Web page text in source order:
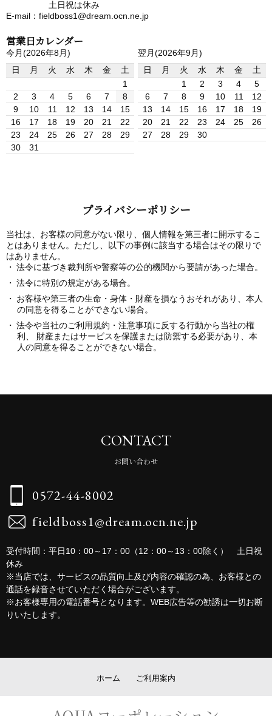
土日祝は休み
E-mail：fieldboss1@dream.ocn.ne.jp
営業日カレンダー
今月(2026年8月)
日
月 火 水 木 金
土
1
2
3 4 5 6 7
8
9
10 11 12 13 14
15
16
17 18 19 20 21
22
23
24 25 26 27 28
29
30
31
翌月(2026年9月)
日
月 火 水 木 金
土
1
2 3 4
5
6
7 8 9 10 11
12
13
14 15 16 17 18
19
20
21 22 23 24 25
26
27
28 29 30
プライバシーポリシー
当社は、お客様の同意がない限り、個人情報を第三者に開示するこ
とはありません。ただし、以下の事例に該当する場合はその限りで
はありません。
法令に基づき裁判所や警察等の公的機関から要請があった場合。
法令に特別の規定がある場合。
お客様や第三者の生命・身体・財産を損なうおそれがあり、本人
の同意を得ることができない場合。
法令や当社のご利用規約・注意事項に反する行動から当社の権
利、 財産またはサービスを保護または防禦する必要があり、本
人の同意を得ることができない場合。
CONTACT
お問い合わせ
0572-44-8002
fieldboss1@dream.ocn.ne.jp
受付時間：平日10：00～17：00（12：00～13：00除く） 土日祝
休み
※当店では、サービスの品質向上及び内容の確認の為、お客様との
通話を録音させていただく場合がございます。
※お客様専用の電話番号となります。WEB広告等の勧誘は一切お断
りいたします。
ホーム ご利用案内